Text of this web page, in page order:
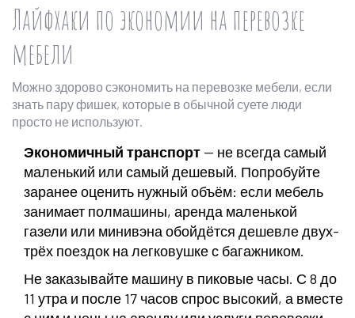
Лайфхаки по экономии на перевозке
мебели
Можно здорово сэкономить на перевозке мебели, если
знать пару фишек, которые в обычной суете люди
просто не используют.
Экономичный транспорт — не всегда самый
маленький или самый дешевый. Попробуйте
заранее оценить нужный объём: если мебель
занимает полмашины, аренда маленькой
газели или минивэна обойдётся дешевле двух-
трёх поездок на легковушке с багажником.
Не заказывайте машину в пиковые часы. С 8 до
11 утра и после 17 часов спрос высокий, а вместе